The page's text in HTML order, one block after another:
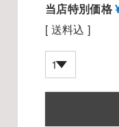
当店特別価格
送料込